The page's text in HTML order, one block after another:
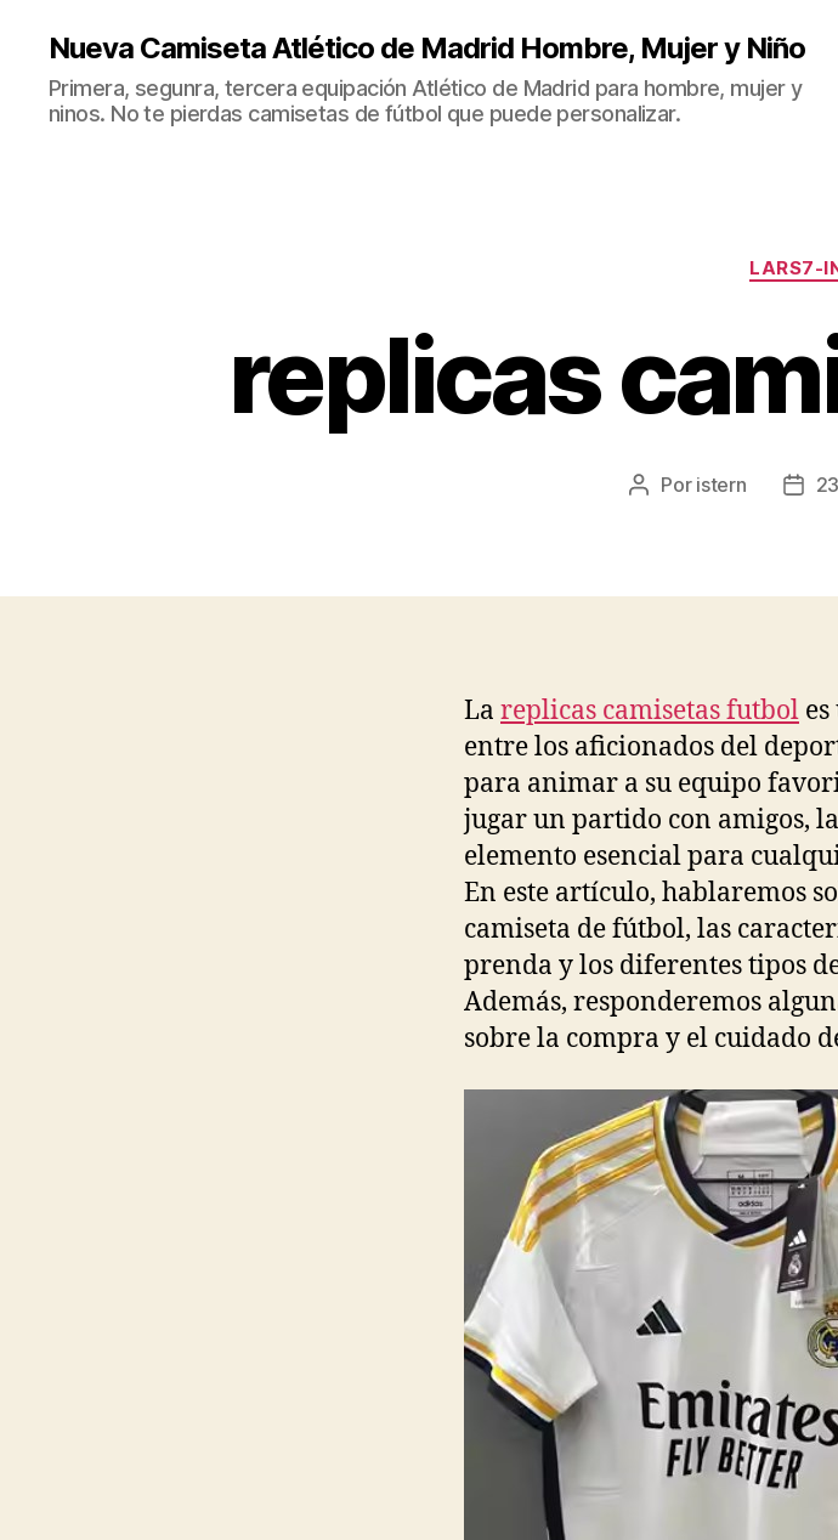
Nueva Camiseta Atlético de Madrid Hombre, Mujer y Niño
Primera, segunra, tercera equipación Atlético de Madrid para hombre, mujer y
ninos. No te pierdas camisetas de fútbol que puede personalizar.
LARS7-
replicas
Autor
Por istern
Fecha
La replicas camisetas futbol
entre los aficionados del
para animar a su equipo
jugar un partido con amigos,
elemento esencial para
En este artículo, hablaremos
camiseta de fútbol, las
prenda y los diferentes tipos
Además, responderemos
sobre la compra y el cuidado